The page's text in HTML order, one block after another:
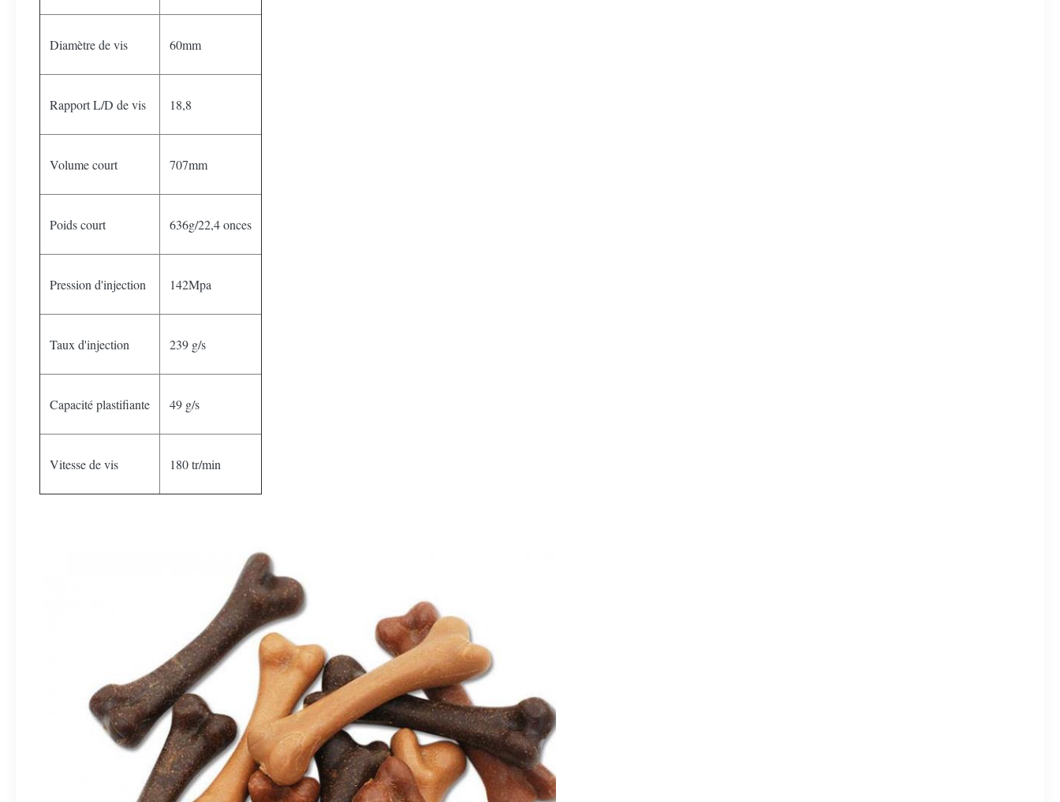
Diamètre de vis 60mm
Rapport L/D de vis 18,8
Volume court 707mm
Poids court 636g/22,4 onces
Pression d'injection 142Mpa
Taux d'injection 239 g/s
Capacité plastifiante 49 g/s
Vitesse de vis 180 tr/min